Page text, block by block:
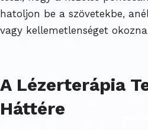
hatoljon be a szövetekbe,
vagy kellemetlenséget
A Lézerterápia
Háttére